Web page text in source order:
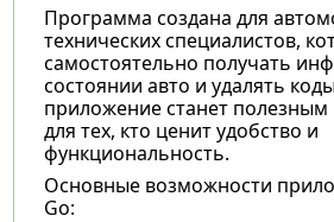
Программа создана для
технических специалистов,
самостоятельно получать
состоянии авто и удалять
приложение станет
для тех, кто ценит удобство и
функциональность.
Основные возможности
Go: